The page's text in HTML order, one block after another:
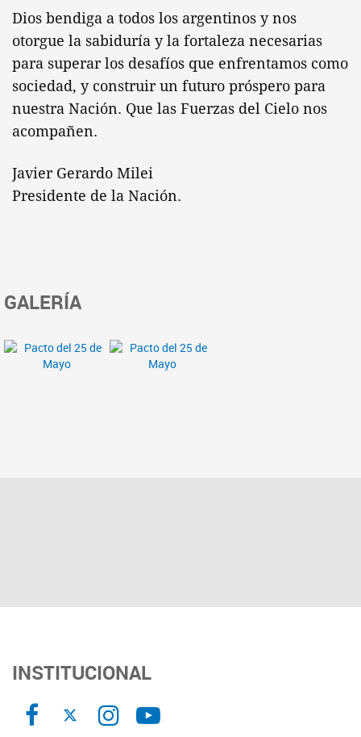
Dios bendiga a todos los argentinos y nos
otorgue la sabiduría y la fortaleza necesarias
para superar los desafíos que enfrentamos como
sociedad, y construir un futuro próspero para
nuestra Nación. Que las Fuerzas del Cielo nos
acompañen.
Javier Gerardo Milei
Presidente de la Nación.
GALERÍA
INSTITUCIONAL